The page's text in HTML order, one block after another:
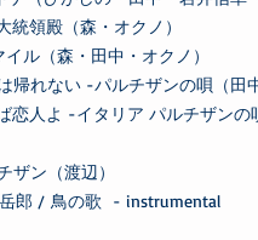
統領殿（森・オクノ）
イル（森・田中・オクノ）
帰れない -パルチザンの唄（田中
恋人よ -イタリア パルチザン
ザン（渡辺）
岳郎 / 鳥の歌 - instrumental